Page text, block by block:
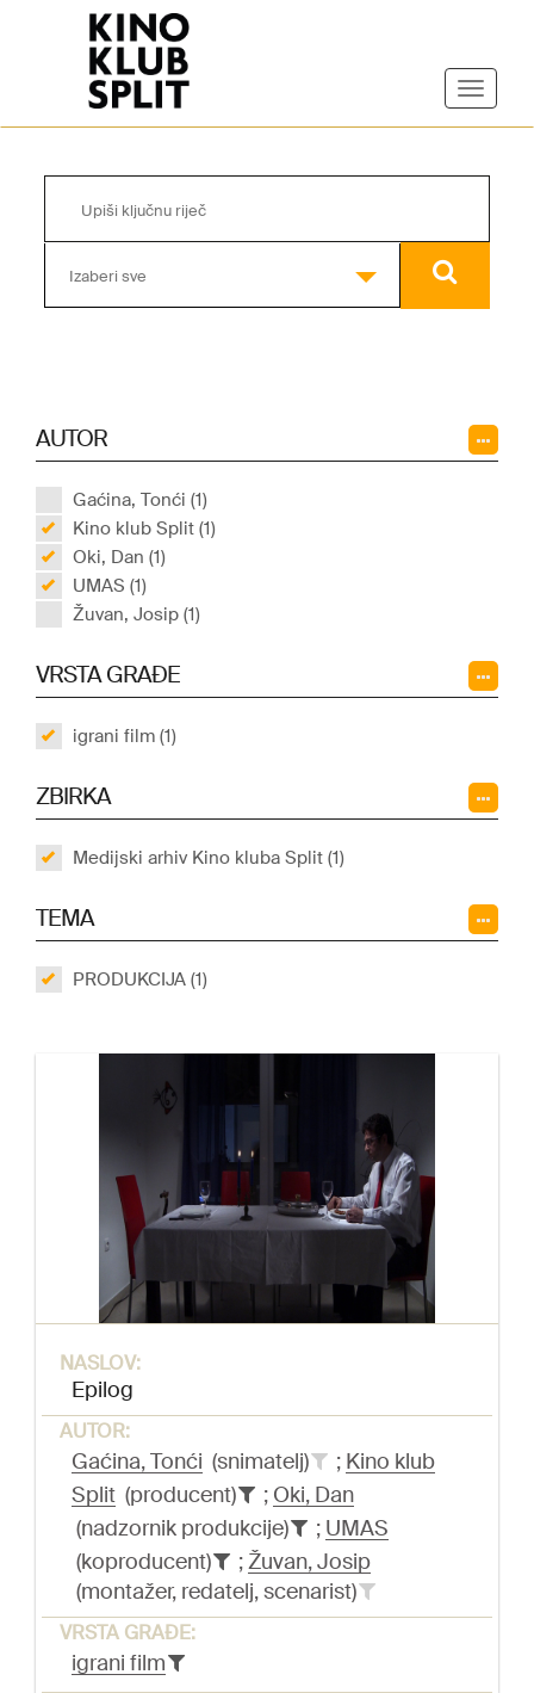
Izaberi sve
AUTOR
Gaćina, Tonći (1)
Kino klub Split (1)
Oki, Dan (1)
UMAS (1)
Žuvan, Josip (1)
VRSTA GRAĐE
igrani film (1)
ZBIRKA
Medijski arhiv Kino kluba Split (1)
TEMA
PRODUKCIJA (1)
NASLOV:
Epilog
AUTOR:
Gaćina, Tonći (snimatelj) ; Kino klub
Split (producent) ; Oki, Dan
(nadzornik produkcije)
; UMAS
(koproducent)
;Žuvan, Josip
(montažer, redatelj, scenarist)
VRSTA GRAĐE:
igrani film